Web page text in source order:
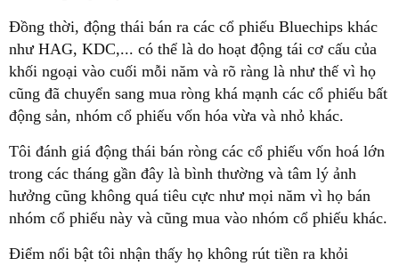
Đồng thời, động thái bán ra các cổ phiếu Bluechips khác
như HAG, KDC,... có thể là do hoạt động tái cơ cấu của
khối ngoại vào cuối mỗi năm và rõ ràng là như thế vì họ
cũng đã chuyển sang mua ròng khá mạnh các cổ phiếu bất
động sản, nhóm cổ phiếu vốn hóa vừa và nhỏ khác.
Tôi đánh giá động thái bán ròng các cổ phiếu vốn hoá lớn
trong các tháng gần đây là bình thường và tâm lý ảnh
hưởng cũng không quá tiêu cực như mọi năm vì họ bán
nhóm cổ phiếu này và cũng mua vào nhóm cổ phiếu khác.
Điểm nổi bật tôi nhận thấy họ không rút tiền ra khỏi